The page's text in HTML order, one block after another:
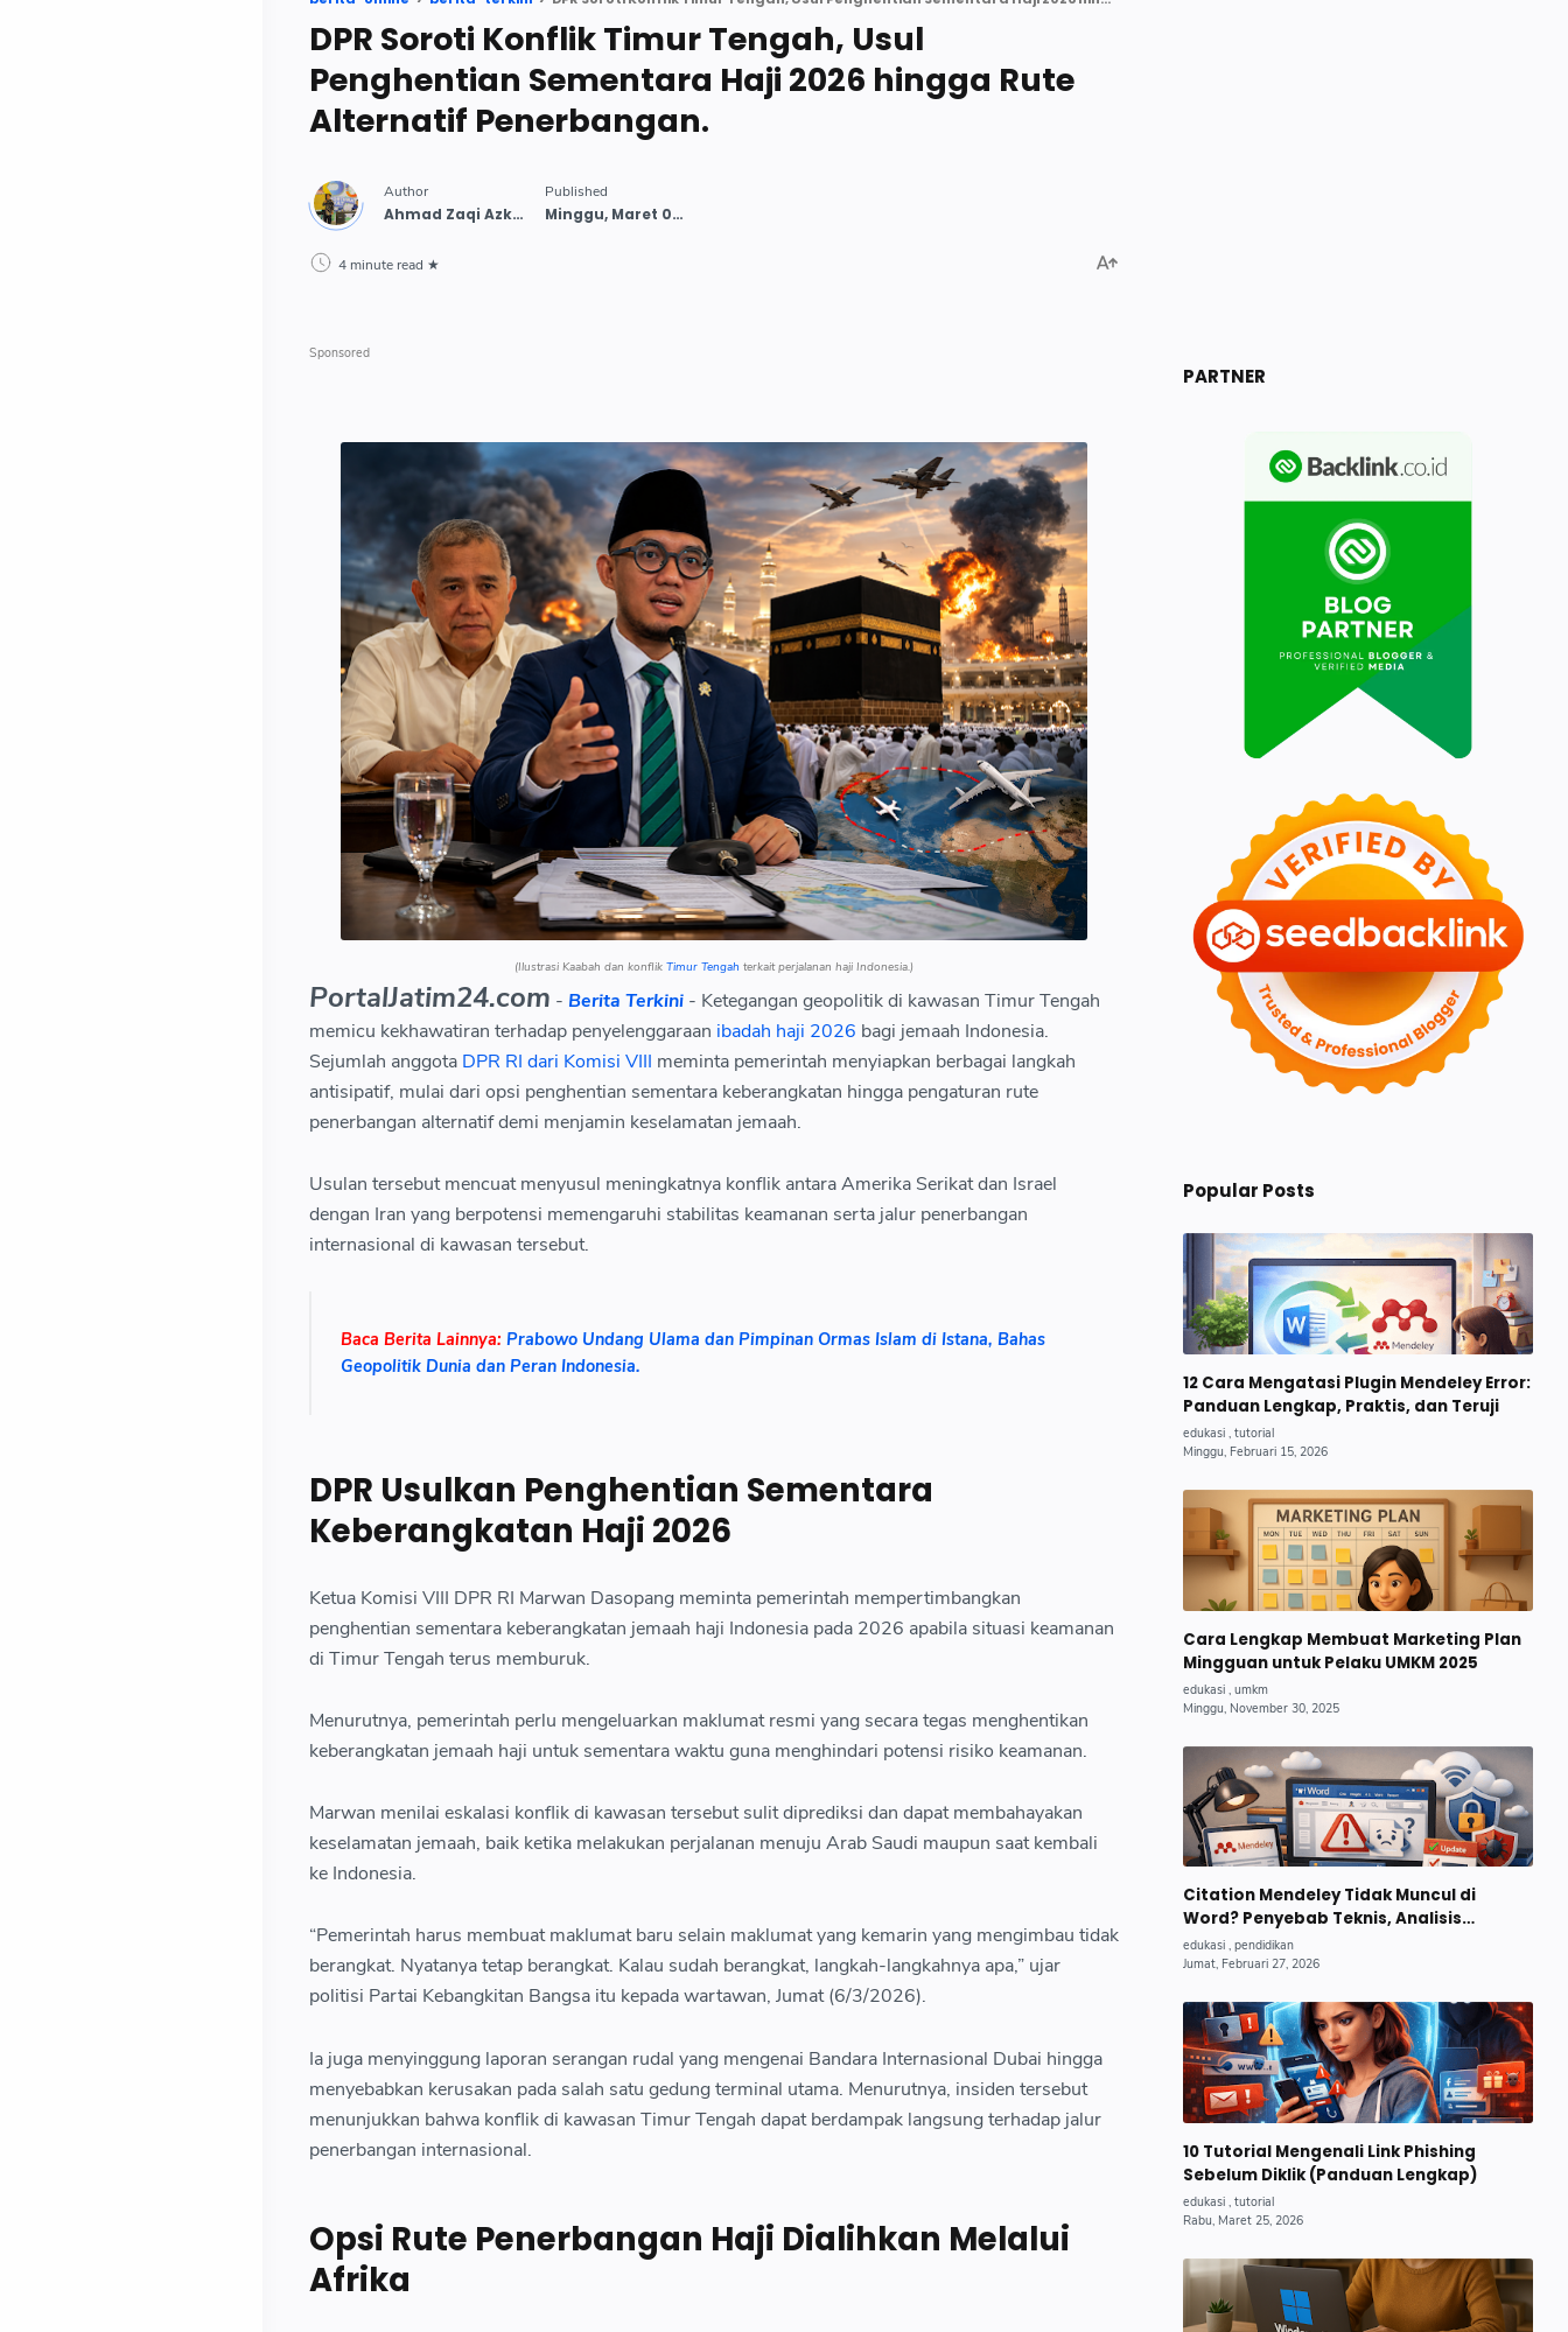
DPR Soroti Konflik Timur Tengah, Usul
Penghentian Sementara Haji 2026 hingga Rute
Alternatif Penerbangan.
4 minute read
(Ilustrasi Kaabah dan konflik Timur Tengah terkait perjalanan haji Indonesia.)
PortalJatim24.com - Berita Terkini - Ketegangan geopolitik di kawasan Timur Tengah
memicu kekhawatiran terhadap penyelenggaraan ibadah haji 2026 bagi jemaah Indonesia.
Sejumlah anggota DPR RI dari Komisi VIII meminta pemerintah menyiapkan berbagai langkah
antisipatif, mulai dari opsi penghentian sementara keberangkatan hingga pengaturan rute
penerbangan alternatif demi menjamin keselamatan jemaah.
Usulan tersebut mencuat menyusul meningkatnya konflik antara Amerika Serikat dan Israel
dengan Iran yang berpotensi memengaruhi stabilitas keamanan serta jalur penerbangan
internasional di kawasan tersebut.
Baca Berita Lainnya: Prabowo Undang Ulama dan Pimpinan Ormas Islam di Istana, Bahas
Geopolitik Dunia dan Peran Indonesia.
DPR Usulkan Penghentian Sementara
Keberangkatan Haji 2026
Ketua Komisi VIII DPR RI Marwan Dasopang meminta pemerintah mempertimbangkan
penghentian sementara keberangkatan jemaah haji Indonesia pada 2026 apabila situasi keamanan
di Timur Tengah terus memburuk.
Menurutnya, pemerintah perlu mengeluarkan maklumat resmi yang secara tegas menghentikan
keberangkatan jemaah haji untuk sementara waktu guna menghindari potensi risiko keamanan.
Marwan menilai eskalasi konflik di kawasan tersebut sulit diprediksi dan dapat membahayakan
keselamatan jemaah, baik ketika melakukan perjalanan menuju Arab Saudi maupun saat kembali
ke Indonesia.
“Pemerintah harus membuat maklumat baru selain maklumat yang kemarin yang mengimbau tidak
berangkat. Nyatanya tetap berangkat. Kalau sudah berangkat, langkah-langkahnya apa,” ujar
politisi Partai Kebangkitan Bangsa itu kepada wartawan, Jumat (6/3/2026).
Ia juga menyinggung laporan serangan rudal yang mengenai Bandara Internasional Dubai hingga
menyebabkan kerusakan pada salah satu gedung terminal utama. Menurutnya, insiden tersebut
menunjukkan bahwa konflik di kawasan Timur Tengah dapat berdampak langsung terhadap jalur
penerbangan internasional.
Opsi Rute Penerbangan Haji Dialihkan Melalui
Afrika
PARTNER
Popular Posts
12 Cara Mengatasi Plugin Mendeley Error:
Panduan Lengkap, Praktis, dan Teruji
Cara Lengkap Membuat Marketing Plan
Mingguan untuk Pelaku UMKM 2025
Citation Mendeley Tidak Muncul di
Word? Penyebab Teknis, Analisis
Mendalam, dan Solusi Lengkap.
10 Tutorial Mengenali Link Phishing
Sebelum Diklik (Panduan Lengkap)